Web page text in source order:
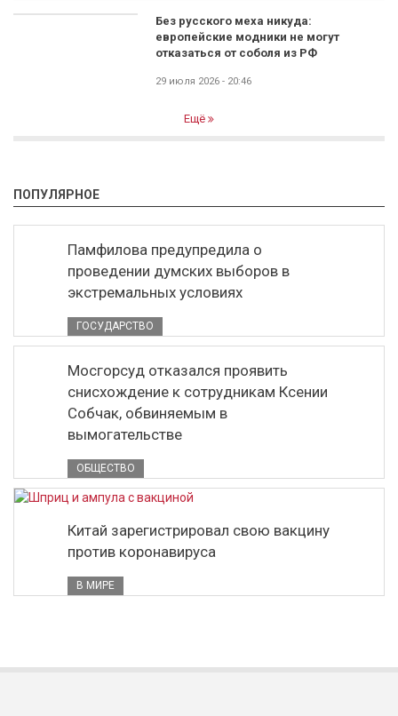
Без русского меха никуда:
европейские модники не могут
отказаться от соболя из РФ
29 июля 2026 - 20:46
Ещё
ПОПУЛЯРНОЕ
Памфилова предупредила о
проведении думских выборов в
экстремальных условиях
ГОСУДАРСТВО
Мосгорсуд отказался проявить
снисхождение к сотрудникам Ксении
Собчак, обвиняемым в
вымогательстве
ОБЩЕСТВО
Китай зарегистрировал свою вакцину
против коронавируса
В МИРЕ